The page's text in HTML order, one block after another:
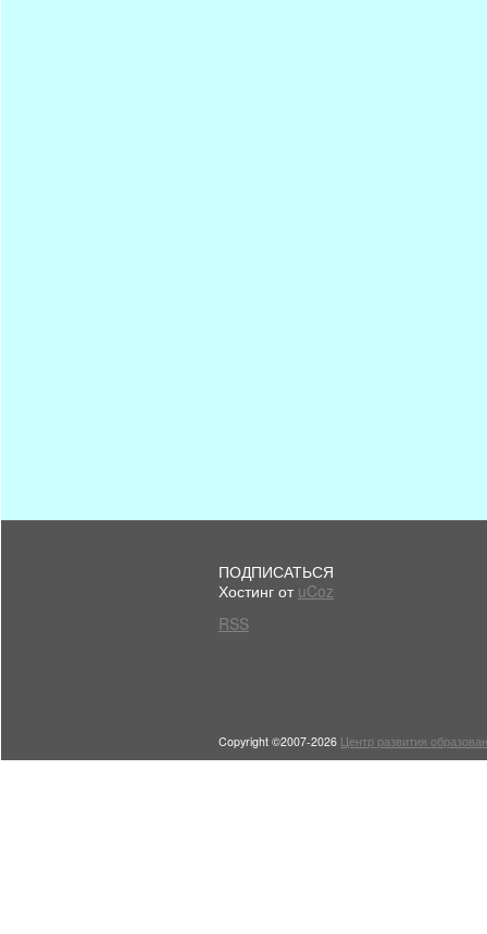
ПОДПИСАТЬСЯ
Хостинг от uCoz
RSS
Copyright ©2007-2026 Центр развития